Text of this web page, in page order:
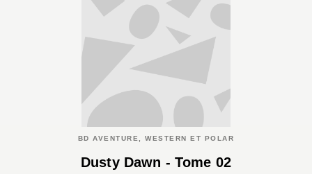
BD AVENTURE, WESTERN ET POLAR
Dusty Dawn - Tome 02